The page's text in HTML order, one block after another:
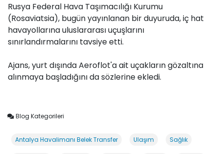
Rusya Federal Hava Taşımacılığı Kurumu
(Rosaviatsia), bugün yayınlanan bir duyuruda, iç hat
havayollarına uluslararası uçuşlarını
sınırlandırmalarını tavsiye etti.
Ajans, yurt dışında Aeroflot'a ait uçakların gözaltına
alınmaya başladığını da sözlerine ekledi.
Blog Kategorileri
Antalya Havalimanı Belek Transfer Ulaşım Sağlık